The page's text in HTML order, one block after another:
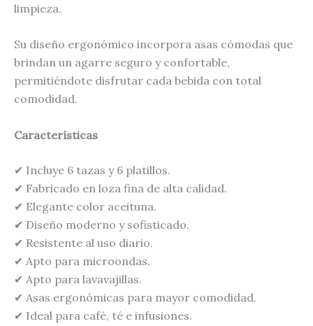
limpieza.
Su diseño ergonómico incorpora asas cómodas que
brindan un agarre seguro y confortable,
permitiéndote disfrutar cada bebida con total
comodidad.
Características
✔ Incluye 6 tazas y 6 platillos.
✔ Fabricado en loza fina de alta calidad.
✔ Elegante color aceituna.
✔ Diseño moderno y sofisticado.
✔ Resistente al uso diario.
✔ Apto para microondas.
✔ Apto para lavavajillas.
✔ Asas ergonómicas para mayor comodidad.
✔ Ideal para café, té e infusiones.